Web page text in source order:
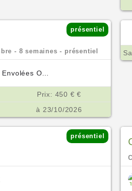
présentiel
- 8 semaines - présentiel
Prix: 450 € €
à 23/10/2026
présentiel